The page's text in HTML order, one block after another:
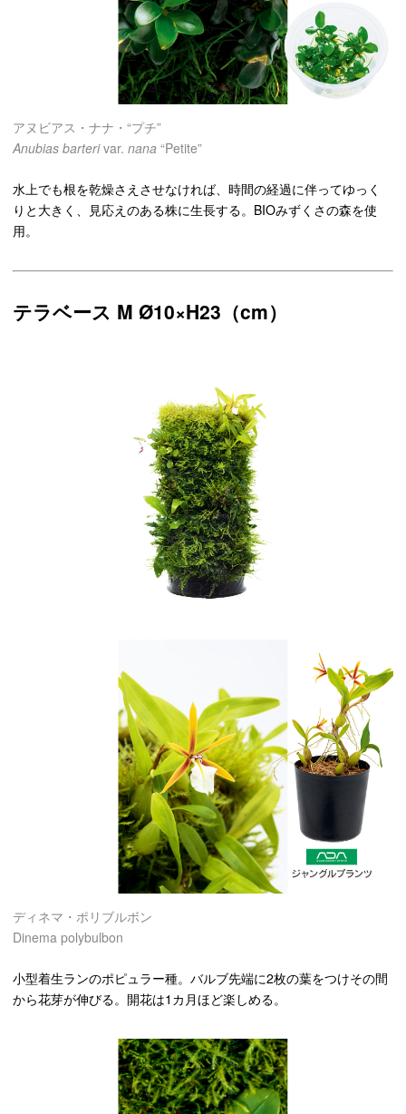
アヌビアス・ナナ・“プチ”
Anubias barterivar.nana “Petite”
水上でも根を乾燥さえさせなければ、時間の経過に伴ってゆっく
りと大きく、見応えのある株に生長する。BIOみずくさの森を使
用。
テラベース M Ø10×H23（cm）
ディネマ・ポリブルボン
Dinema polybulbon
小型着生ランのポピュラー種。バルブ先端に2枚の葉をつけその間
から花芽が伸びる。開花は1カ月ほど楽しめる。